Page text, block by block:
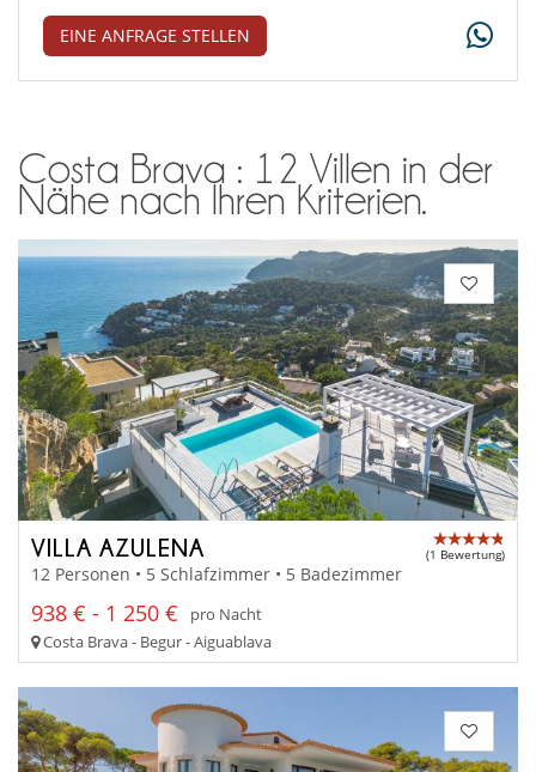
EINE ANFRAGE STELLEN
Costa Brava : 12 Villen in der
Nähe nach Ihren Kriterien.
VILLA AZULENA (1 Bewertung)
12 Personen • 5 Schlafzimmer • 5 Badezimmer
938 € - 1 250 €
pro Nacht
Costa Brava - Begur - Aiguablava